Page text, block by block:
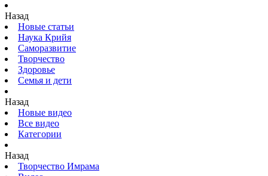
Назад
Новые статьи
Наука Крийя
Саморазвитие
Творчество
Здоровье
Семья и дети
Назад
Новые видео
Все видео
Категории
Назад
Творчество Имрама